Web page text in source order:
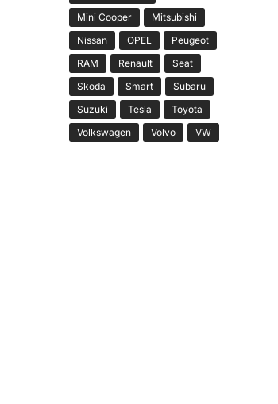
Mini Cooper
Mitsubishi
Nissan
OPEL
Peugeot
RAM
Renault
Seat
Skoda
Smart
Subaru
Suzuki
Tesla
Toyota
Volkswagen
Volvo VW